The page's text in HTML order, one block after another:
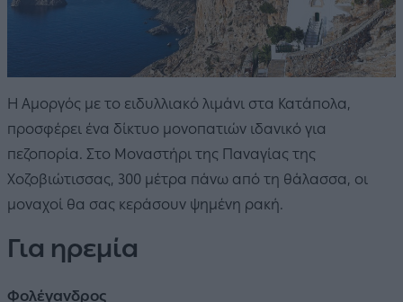
Η Αμοργός με το ειδυλλιακό λιμάνι στα Κατάπολα,
προσφέρει ένα δίκτυο μονοπατιών ιδανικό για
πεζοπορία. Στο Μοναστήρι της Παναγίας της
Χοζοβιώτισσας, 300 μέτρα πάνω από τη θάλασσα, οι
μοναχοί θα σας κεράσουν ψημένη ρακή.
Για ηρεμία
Φολέγανδρος